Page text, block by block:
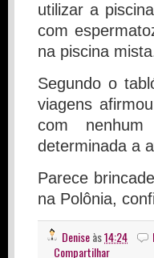
utilizar a
com
na piscina
Segundo o
viagens
com
determinada a
Parece
na Polônia,
Deniseàs14:24
Compartilhar